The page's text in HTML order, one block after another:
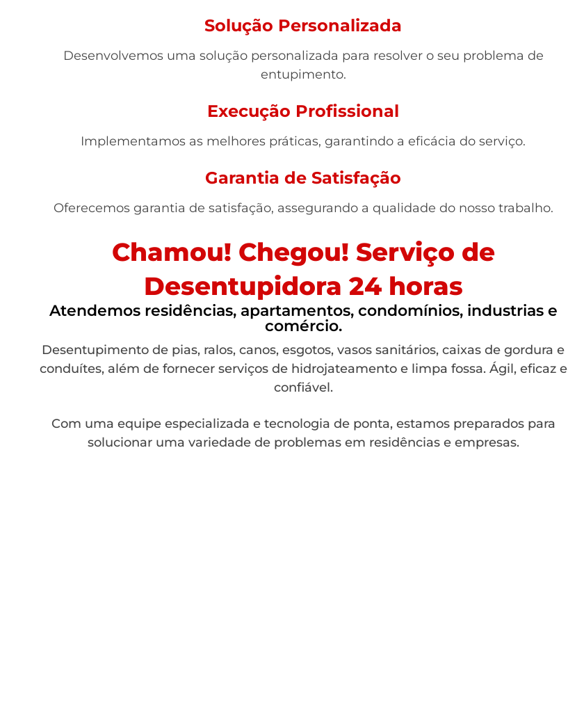
Solução Personalizada
Desenvolvemos uma solução personalizada para resolver o seu problema de
entupimento.
Execução Profissional
Implementamos as melhores práticas, garantindo a eficácia do serviço.
Garantia de Satisfação
Oferecemos garantia de satisfação, assegurando a qualidade do nosso trabalho.
Chamou! Chegou! Serviço de
Desentupidora 24 horas
Atendemos residências, apartamentos, condomínios, industrias e
comércio.
Desentupimento de pias, ralos, canos, esgotos, vasos sanitários, caixas de gordura e
conduítes, além de fornecer serviços de hidrojateamento e limpa fossa. Ágil, eficaz e
confiável.
Com uma equipe especializada e tecnologia de ponta, estamos preparados para
solucionar uma variedade de problemas em residências e empresas.